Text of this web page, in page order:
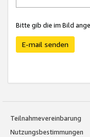
Bitte gib die im Bild
E-mail senden
Teilnahmevereinbarung
Nutzungsbestimmungen